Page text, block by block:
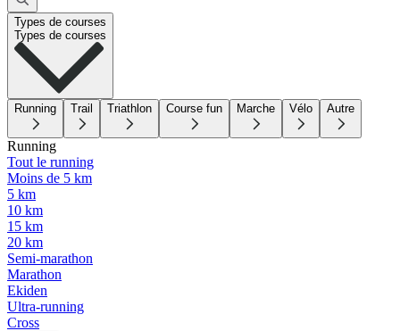
Types de courses
Types de courses
Running Trail Triathlon Course fun Marche Vélo Autre
Running
Tout le running
Moins de 5 km
5 km
10 km
15 km
20 km
Semi-marathon
Marathon
Ekiden
Ultra-running
Cross